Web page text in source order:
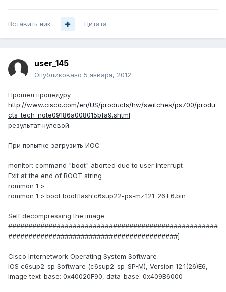
Вставить ник Цитата
user_145
Опубликовано 5 января, 2012
Прошел процедуру
http://www.cisco.com/en/US/products/hw/switches/ps700/produ
cts_tech_note09186a008015bfa9.shtml
результат нулевой.
При попытке загрузить ИОС
monitor: command "boot" aborted due to user interrupt
Exit at the end of BOOT string
rommon 1 >
rommon 1 > boot bootflash:c6sup22-ps-mz.121-26.E6.bin
Self decompressing the image :
####################################################
##########################################]
Cisco Internetwork Operating System Software
IOS c6sup2_sp Software (c6sup2_sp-SP-M), Version 12.1(26)E6,
Image text-base: 0x40020F90, data-base: 0x409B6000